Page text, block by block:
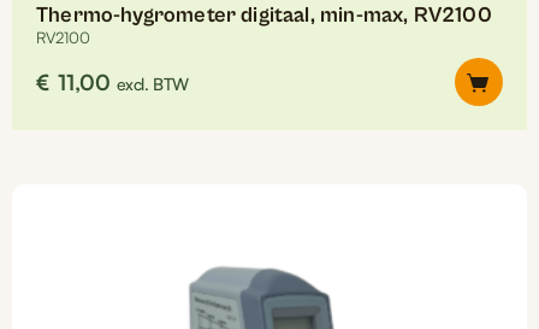
Thermo-hygrometer digitaal, min-max, RV2100
RV2100
€ 11,00 excl. BTW